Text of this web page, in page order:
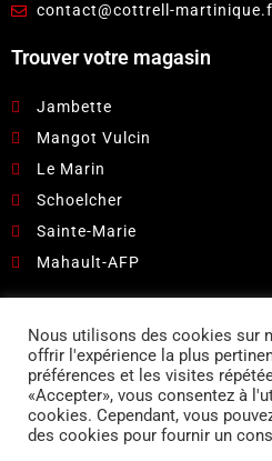
contact@cottrell-
Trouver votre magasin
Jambette
Mangot Vulcin
Le Marin
Schoelcher
Sainte-Marie
Mahault-AFP
Suivez-nous sur
Nous utilisons des cookies sur
offrir l'expérience la plus
préférences et les visites
«Accepter», vous consentez à
cookies. Cependant, vous
des cookies pour fournir un